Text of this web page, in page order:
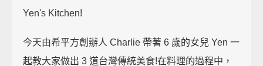
Yen's Kitchen!
今天由希平方創辦人 Charlie 帶著 6 歲的女兒 Yen 一
起教大家做出 3 道台灣傳統美食!在料理的過程中，